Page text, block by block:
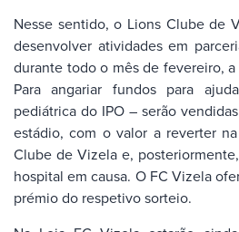
Nesse sentido, o Lions Clube de
desenvolver atividades em
durante todo o mês de fevereiro,
Para angariar fundos para
pediátrica do IPO – serão
estádio, com o valor a reverter
Clube de Vizela e,
hospital em causa. O FC Vizela
prémio do respetivo sorteio.